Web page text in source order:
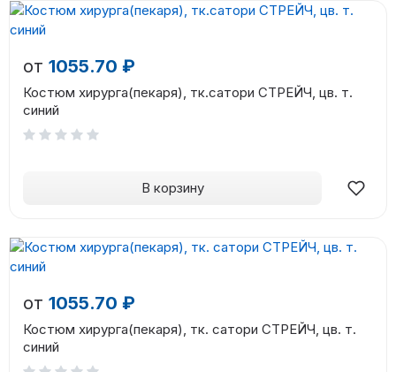
от 1055.70 ₽
Костюм хирурга(пекаря), тк.сатори СТРЕЙЧ, цв. т.
синий
В корзину
от 1055.70 ₽
Костюм хирурга(пекаря), тк. сатори СТРЕЙЧ, цв. т.
синий